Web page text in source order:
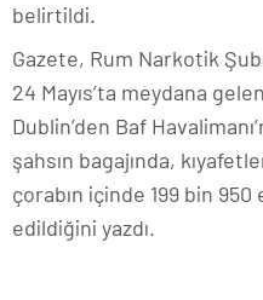
belirtildi.
Gazete, Rum Narkotik
24 Mayıs’ta meydana
Dublin’den Baf
şahsın bagajında,
çorabın içinde 199 bin
edildiğini yazdı.